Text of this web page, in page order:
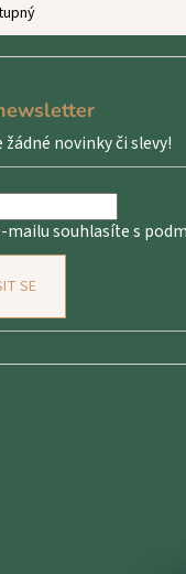
novinky či slevy!
mailu souhlasíte s
SE